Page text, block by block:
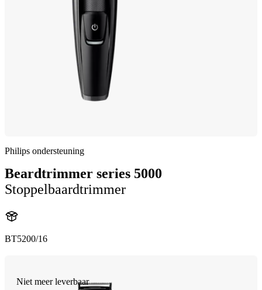
Philips ondersteuning
Beardtrimmer series 5000
Stoppelbaardtrimmer
BT5200/16
Niet meer leverbaar